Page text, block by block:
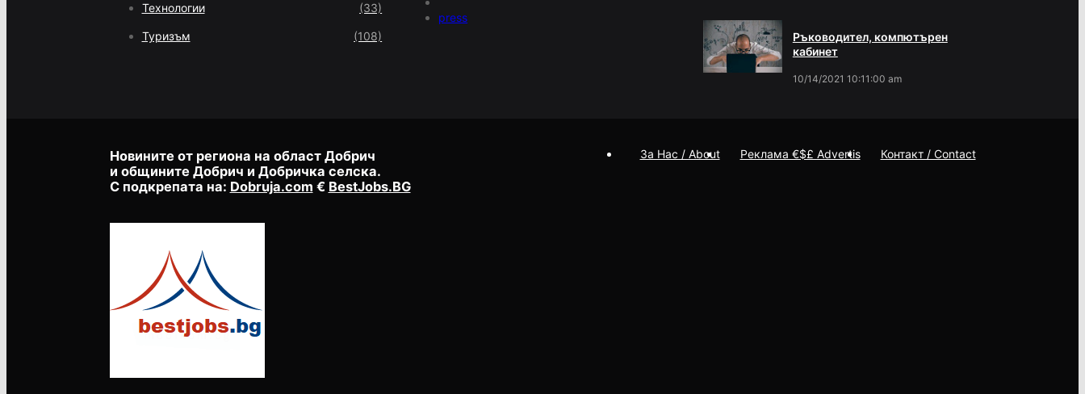
Технологии (33)
Туризъм (108)
press
Ръководител, компютърен
кабинет
10/14/2021 10:11:00 am
Новините от региона на област Добрич
и общините Добрич и Добричка селска.
С подкрепата на: Dobruja.com € BestJobs.BG
За Нас / About Реклама €$£ Advertis Контакт / Contact